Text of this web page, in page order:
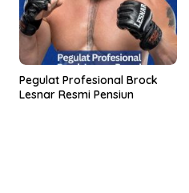
Pegulat Profesional Brock
Lesnar Resmi Pensiun